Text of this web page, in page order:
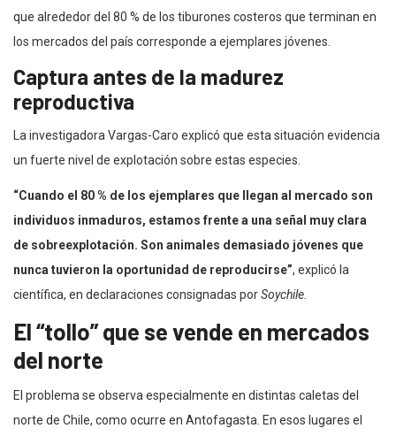
que alrededor del 80 % de los tiburones costeros que terminan en
los mercados del país corresponde a ejemplares jóvenes.
Captura antes de la madurez
reproductiva
La investigadora Vargas-Caro explicó que esta situación evidencia
un fuerte nivel de explotación sobre estas especies.
“Cuando el 80 % de los ejemplares que llegan al mercado son
individuos inmaduros, estamos frente a una señal muy clara
de sobreexplotación. Son animales demasiado jóvenes que
nunca tuvieron la oportunidad de reproducirse”, explicó la
científica, en declaraciones consignadas porSoychile.
El “tollo” que se vende en mercados
del norte
El problema se observa especialmente en distintas caletas del
norte de Chile, como ocurre en Antofagasta. En esos lugares el